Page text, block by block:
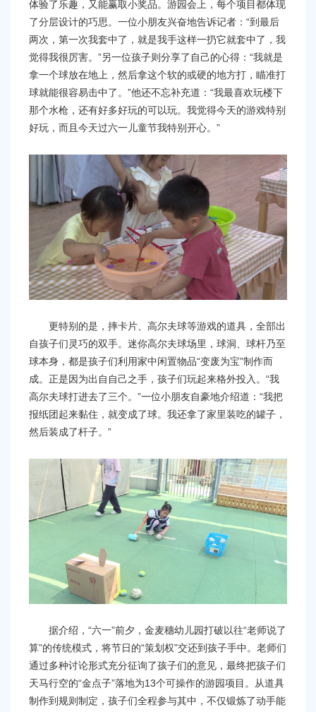
体验了乐趣，又能赢取小奖品。游园会上，每个项目都体现
了分层设计的巧思。一位小朋友兴奋地告诉记者：“到最后
两次，第一次我套中了，就是我手这样一扔它就套中了，我
觉得我很厉害。”另一位孩子则分享了自己的心得：“我就是
拿一个球放在地上，然后拿这个软的或硬的地方打，瞄准打
球就能很容易击中了。”他还不忘补充道：“我最喜欢玩楼下
那个水枪，还有好多好玩的可以玩。我觉得今天的游戏特别
好玩，而且今天过六一儿童节我特别开心。”
更特别的是，摔卡片、高尔夫球等游戏的道具，全部出
自孩子们灵巧的双手。迷你高尔夫球场里，球洞、球杆乃至
球本身，都是孩子们利用家中闲置物品“变废为宝”制作而
成。正是因为出自自己之手，孩子们玩起来格外投入。“我
高尔夫球打进去了三个。”一位小朋友自豪地介绍道：“我把
报纸团起来黏住，就变成了球。我还拿了家里装吃的罐子，
然后装成了杆子。”
据介绍，“六一”前夕，金麦穗幼儿园打破以往“老师说了
算”的传统模式，将节日的“策划权”交还到孩子手中。老师们
通过多种讨论形式充分征询了孩子们的意见，最终把孩子们
天马行空的“金点子”落地为13个可操作的游园项目。从道具
制作到规则制定，孩子们全程参与其中，不仅锻炼了动手能